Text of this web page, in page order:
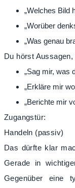
„Welches Bild
„Worüber
„Was genau
Du hörst Aussagen,
„Sag mir, was
„Erkläre mir
„Berichte mir
Zugangstür:
Handeln (passiv)
Das dürfte klar
Gerade in
Gegenüber eine